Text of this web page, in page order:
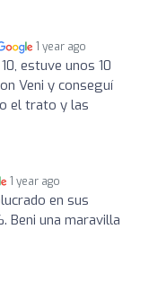
1 year ago
estuve unos 10
Veni y conseguí
el trato y las
1 year ago
en sus
Beni una maravilla